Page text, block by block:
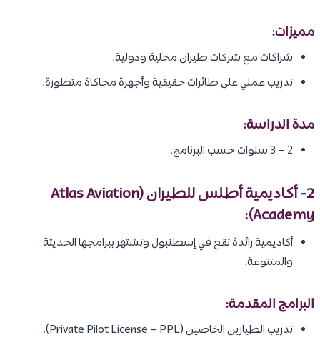
مميزات:
شراكات مع شركات طيران محلية ودولية.
تدريب عملي على طائرات حقيقية وأجهزة محاكاة متطورة.
مدة الدراسة:
2 – 3 سنوات حسب البرنامج.
2- أكاديمية أطلس للطيران (Atlas Aviation
Academy):
أكاديمية رائدة تقع في إسطنبول وتشتهر ببرامجها الحديثة
والمتنوعة.
البرامج المقدمة:
تدريب الطيارين الخاصين (Private Pilot License – PPL).